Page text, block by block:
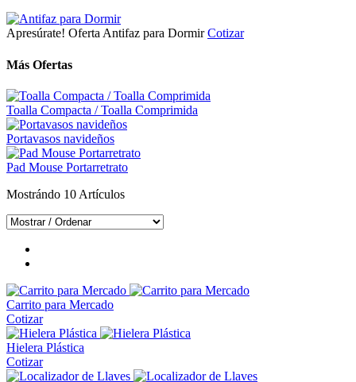
Apresúrate! OfertaAntifaz para Dormir Cotizar
Más Ofertas
Toalla Compacta / Toalla Comprimida
Portavasos navideños
Pad Mouse Portarretrato
Mostrándo 10 Artículos
Carrito para Mercado
Cotizar
Hielera Plástica
Cotizar